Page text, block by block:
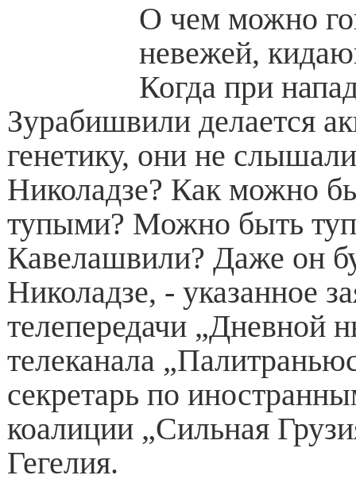
О чем можно
невежей,
Когда при
Зурабишвили делается
генетику, они не
Николадзе? Как можно
тупыми? Можно быть
Кавелашвили? Даже он
Николадзе, - указанное
телепередачи „Дневной
телеканала
секретарь по
коалиции „Сильная
Гегелия.